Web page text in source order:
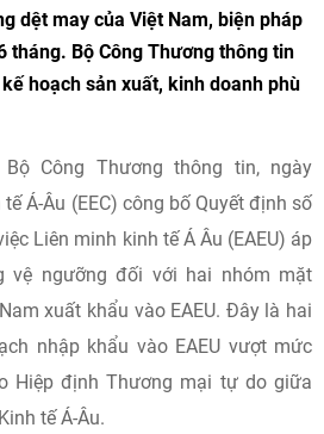
dệt may của Việt Nam, biện pháp
tháng. Bộ Công Thương thông tin
hoạch sản xuất, kinh doanh phù
Công Thương thông tin, ngày
Á-Âu (EEC) công bố Quyết định số
Liên minh kinh tế Á Âu (EAEU) áp
vệ ngưỡng đối với hai nhóm mặt
xuất khẩu vào EAEU. Đây là hai
nhập khẩu vào EAEU vượt mức
Hiệp định Thương mại tự do giữa
tế Á-Âu.